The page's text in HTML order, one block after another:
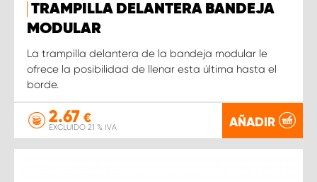
TRAMPILLA DELANTERA BANDEJA
MODULAR
La trampilla delantera de la bandeja modular le
ofrece la posibilidad de llenar esta última hasta el
borde.
2.67 €
EXCLUIDO 21 % IVA AÑADIR